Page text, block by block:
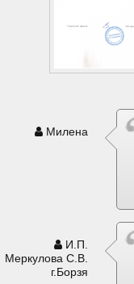
Милена
И.П.
Меркулова С.В.
г.Борзя